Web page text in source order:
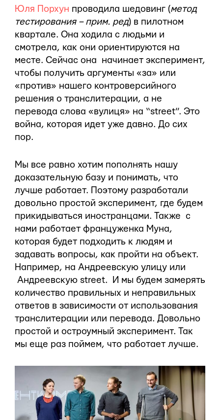
Юля Порхун проводила шедовинг (метод
тестирования – прим. ред) в пилотном
квартале. Она ходила с людьми и
смотрела, как они ориентируются на
месте. Сейчас она начинает эксперимент,
чтобы получить аргументы «за» или
«против» нашего контроверсийного
решения о транслитерации, а не
перевода слова «вулиця» на “street”. Это
война, которая идет уже давно. До сих
пор.
Мы все равно хотим пополнять нашу
доказательную базу и понимать, что
лучше работает. Поэтому разработали
довольно простой эксперимент, где будем
прикидываться иностранцами. Также с
нами работает француженка Муна,
которая будет подходить к людям и
задавать вопросы, как пройти на объект.
Например, на Андреевскую улицу или
Андреевскую street. И мы будем замерять
количество правильных и неправильных
ответов в зависимости от использования
транслитерации или перевода. Довольно
простой и остроумный эксперимент. Так
мы еще раз поймем, что работает лучше.